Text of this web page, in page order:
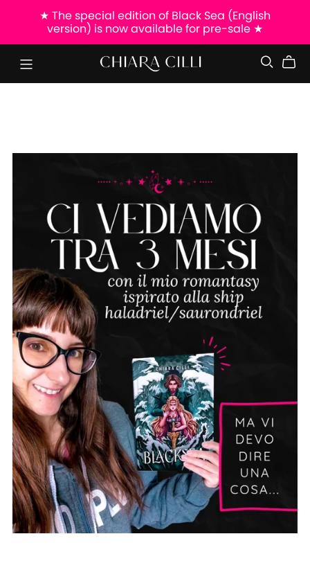
★ The special edition of Black Sea (English
version) is now available for pre-sale ★